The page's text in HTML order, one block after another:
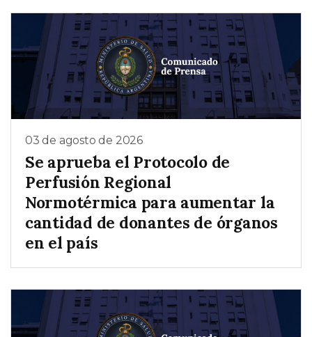
03 de agosto de 2026
Se aprueba el Protocolo de
Perfusión Regional
Normotérmica para aumentar la
cantidad de donantes de órganos
en el país